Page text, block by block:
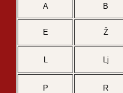
А B
Е Ž
L Lj
P R